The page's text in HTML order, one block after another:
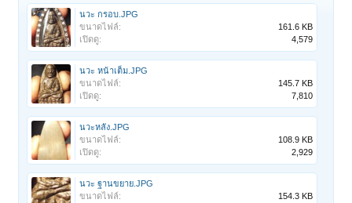
นวะ กรอบ.JPG
ขนาดไฟล์:
161.6 KB
เปิดดู:
4,579
นวะ หน้าเต็ม.JPG
ขนาดไฟล์:
145.7 KB
เปิดดู:
7,810
นวะหลัง.JPG
ขนาดไฟล์:
108.9 KB
เปิดดู:
2,929
นวะ ฐานขยาย.JPG
ขนาดไฟล์:
154.3 KB